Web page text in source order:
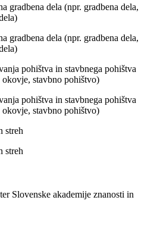
gradbena dela (npr. gradbena dela,
gradbena dela (npr. gradbena dela,
pohištva in stavbnega pohištva
okovje, stavbno pohištvo)
pohištva in stavbnega pohištva
okovje, stavbno pohištvo)
streh
streh
Slovenske akademije znanosti in